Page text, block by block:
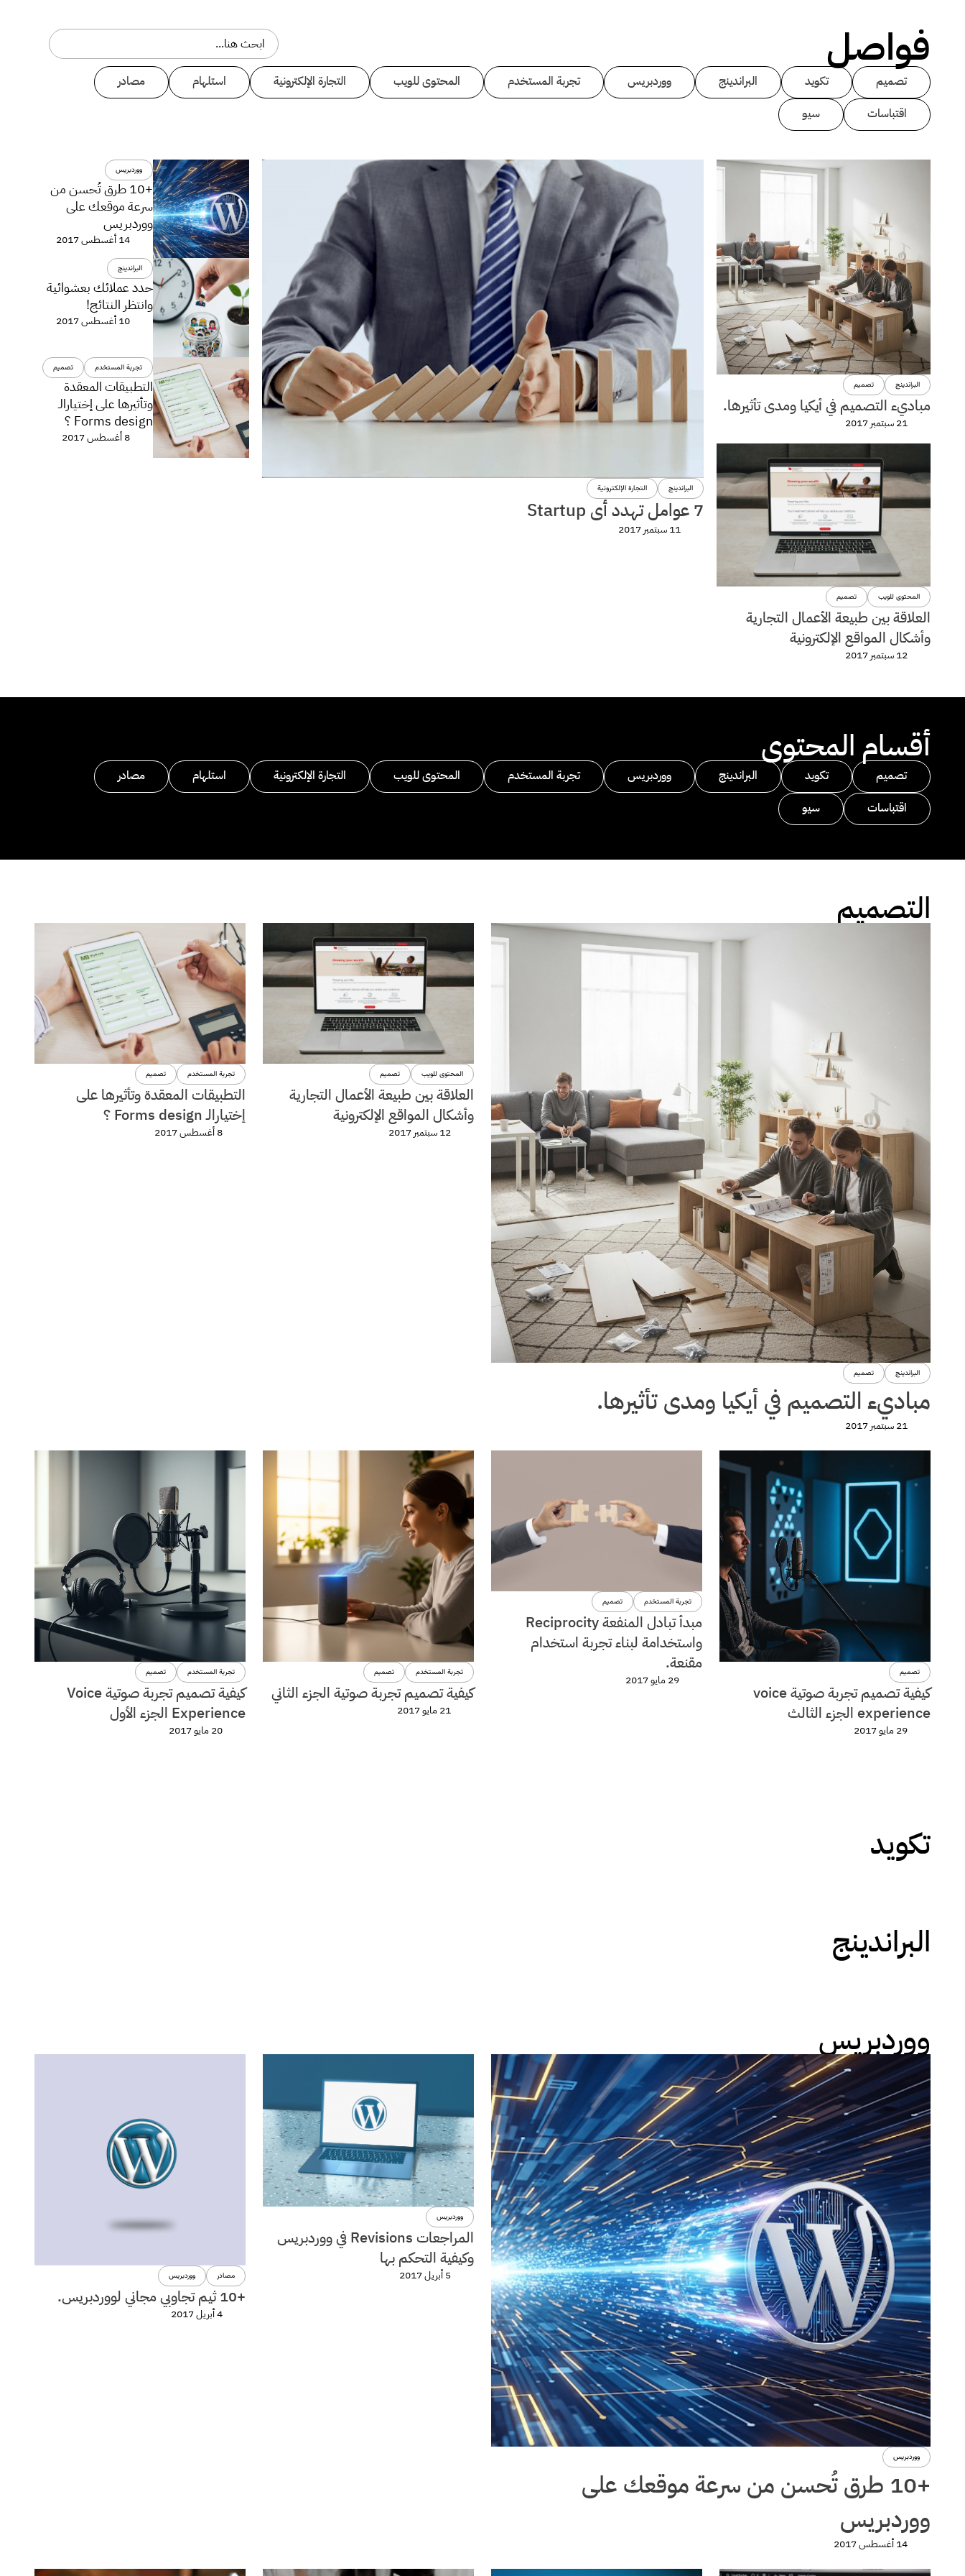
فواصل
تصميم تكويد البراندينج ووردبريس تجربة المستخدم المحتوى للويب التجارة الإلكترونية استلهام
مصادر
اقتباسات
سيو
البراندينج تصميم
مباديء التصميم في أيكيا ومدى تأثيرها.
21 سبتمبر 2017
المحتوى للويب تصميم
العلاقة بين طبيعة الأعمال التجارية
وأشكال المواقع الإلكترونية
12 سبتمبر 2017
البراندينج التجارة الإلكترونية
7 عوامل تهدد أى Startup
11 سبتمبر 2017
ووردبريس
+10 طرق تُحسن من
سرعة موقعك على
ووردبريس
14 أغسطس 2017
البراندينج
حدد عملائك بعشوائية
وانتظر النتائج!
10 أغسطس 2017
تجربة المستخدم تصميم
التطبيقات المعقدة
وتأثيرها على إختيارالـ
Forms design ؟
8 أغسطس 2017
أقسام المحتوى
تصميم تكويد البراندينج ووردبريس تجربة المستخدم المحتوى للويب التجارة الإلكترونية استلهام
مصادر
اقتباسات
سيو
التصميم
البراندينج تصميم
مباديء التصميم في أيكيا ومدى تأثيرها.
21 سبتمبر 2017
المحتوى للويب تصميم
العلاقة بين طبيعة الأعمال التجارية
وأشكال المواقع الإلكترونية
12 سبتمبر 2017
تجربة المستخدم تصميم
التطبيقات المعقدة وتأثيرها على
إختيارالـ Forms design ؟
8 أغسطس 2017
تصميم
كيفية تصميم تجربة صوتية voice
experience الجزء الثالث
29 مايو 2017
تجربة المستخدم تصميم
مبدأ تبادل المنفعة Reciprocity
واستخدامة لبناء تجربة استخدام
مقنعة.
29 مايو 2017
تجربة المستخدم تصميم
كيفية تصميم تجربة صوتية الجزء الثاني
21 مايو 2017
تجربة المستخدم تصميم
كيفية تصميم تجربة صوتية Voice
Experience الجزء الأول
20 مايو 2017
تكويد
البراندينج
ووردبريس
ووردبريس
+10 طرق تُحسن من سرعة موقعك على
ووردبريس
14 أغسطس 2017
ووردبريس
المراجعات Revisions في ووردبريس
وكيفية التحكم بها
5 أبريل 2017 مصادر ووردبريس
+10 ثيم تجاوبي مجاني لووردبريس.
4 أبريل 2017